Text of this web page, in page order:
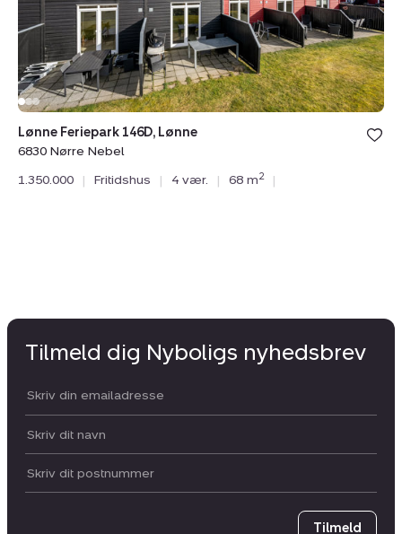
Nørre
Nebel
Lønne Feriepark 146D, Lønne
6830 Nørre Nebel
1.350.000
| Fritidshus | 4 vær. | 68 m2 |
Tilmeld dig Nyboligs nyhedsbrev
Din email:
Dit navn:
Postnummer
Tilmeld